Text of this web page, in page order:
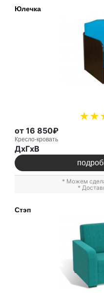
Юлечка
от 16 850₽
Кресло-кровать
ДxГxВ
* Можем
*
Стэп